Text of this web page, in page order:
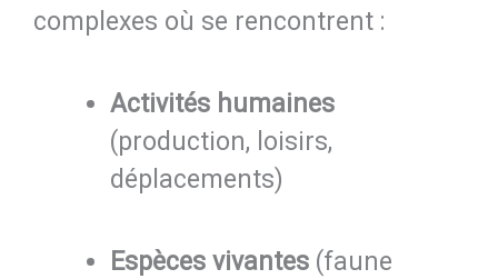
complexes où se rencontrent :
Activités humaines
(production, loisirs,
déplacements)
Espèces vivantes (faune